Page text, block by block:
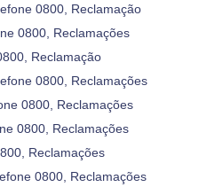
0800, Reclamação
0800, Reclamações
Reclamação
0800, Reclamações
0800, Reclamações
0800, Reclamações
Reclamações
0800, Reclamações